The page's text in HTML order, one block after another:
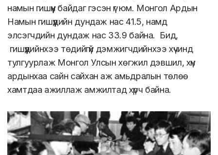
намын гишүүн байдаг гэсэн үг юм. Монгол Ардын
Намын гишүүдийн дундаж нас 41.5, намд
элсэгчдийн дундаж нас 33.9 байна. Бид,
гишүүдийнхээ төдийгүй дэмжигчдийнхээ хүчинд
тулгуурлаж Монгол Улсын хөгжил дэвшил, хүн
ардынхаа сайн сайхан аж амьдралын төлөө
хамтдаа ажиллаж амжилтад хүрч байна.